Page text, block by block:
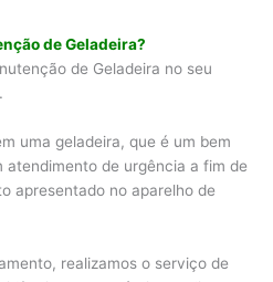
de Geladeira?
de Geladeira no seu
uma geladeira, que é um bem
atendimento de urgência a fim de
apresentado no aparelho de
realizamos o serviço de